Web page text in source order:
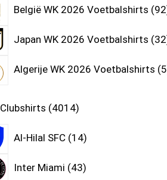
België WK 2026 Voetbalshirts 92
Japan WK 2026 Voetbalshirts 32
Algerije WK 2026 Voetbalshirts 5
Clubshirts 4014
Al-Hilal SFC 14
Inter Miami 43